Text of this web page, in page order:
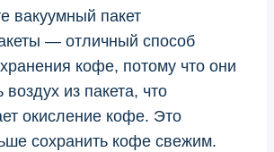
вакуумный пакет
— отличный способ
кофе, потому что они
из пакета, что
окисление кофе. Это
сохранить кофе свежим.